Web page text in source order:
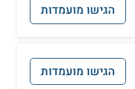
הגישו מועמדות
הגישו מועמדות